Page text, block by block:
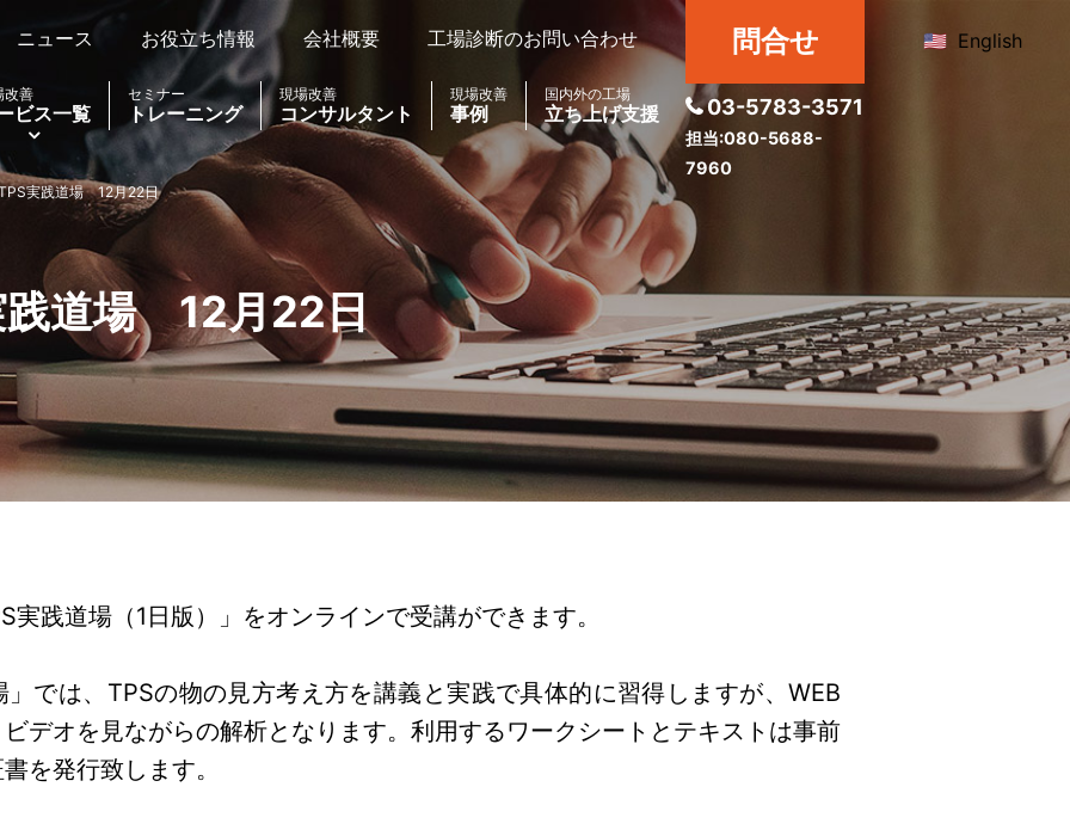
English
ニュース お役立ち情報 会社概要 工場診断のお問い合わせ
改善
ビス一覧
セミナー
トレーニング
現場改善
コンサルタント
現場改善
事例
国内外の工場
立ち上げ支援
問合せ
03-5783-3571
担当:080-5688-
7960
践道場 12月22日
TPS実践道場 12月22日
践道場（1日版）」をオンラインで受講ができます。
では、TPSの物の見方考え方を講義と実践で具体的に習得しますが、WEB
デオを見ながらの解析となります。利用するワークシートとテキストは事前
を発行致します。